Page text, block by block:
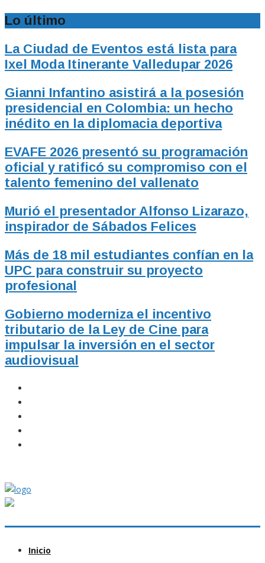
Lo último
La Ciudad de Eventos está lista para
Ixel Moda Itinerante Valledupar 2026
Gianni Infantino asistirá a la posesión
presidencial en Colombia: un hecho
inédito en la diplomacia deportiva
EVAFE 2026 presentó su programación
oficial y ratificó su compromiso con el
talento femenino del vallenato
Murió el presentador Alfonso Lizarazo,
inspirador de Sábados Felices
Más de 18 mil estudiantes confían en la
UPC para construir su proyecto
profesional
Gobierno moderniza el incentivo
tributario de la Ley de Cine para
impulsar la inversión en el sector
audiovisual
Inicio